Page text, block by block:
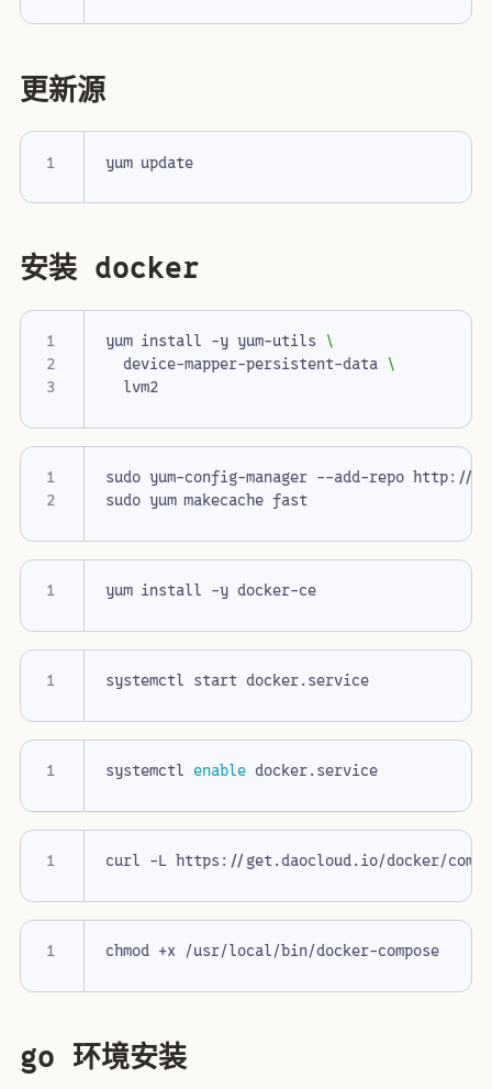
更新源
1
安装 docker
1
2
yum install -y yum-utils
  device-mapper-persistent-data
1
2
1
1
1 systemctl enable
1 curl -L https://get.daocloud.io/docker/
1
go 环境安装